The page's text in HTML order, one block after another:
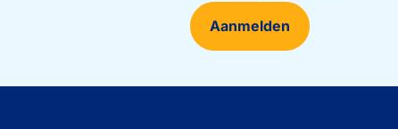
Aanmelden